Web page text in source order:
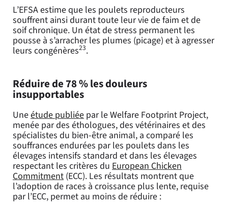
L’EFSA estime que les poulets reproducteurs
souffrent ainsi durant toute leur vie de faim et de
soif chronique. Un état de stress permanent les
pousse à s’arracher les plumes (picage) et à agresser
leurs congénères23.
Réduire de 78 % les douleurs
insupportables
Uneétude publiée par le Welfare Footprint Project,
menée par des éthologues, des vétérinaires et des
spécialistes du bien-être animal, a comparé les
souffrances endurées par les poulets dans les
élevages intensifs standard et dans les élevages
respectant les critères du European Chicken
Commitment (ECC). Les résultats montrent que
l’adoption de races à croissance plus lente, requise
par l’ECC, permet au moins de réduire :